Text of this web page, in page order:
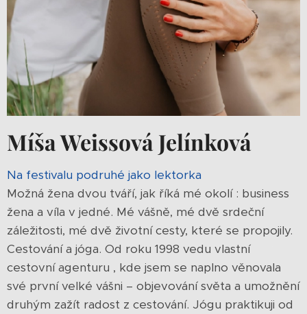
Míša Weissová Jelínková
Na festivalu podruhé jako lektorka
Možná žena dvou tváří, jak říká mé okolí : business
žena a víla v jedné. Mé vášně, mé dvě srdeční
záležitosti, mé dvě životní cesty, které se propojily.
Cestování a jóga. Od roku 1998 vedu vlastní
cestovní agenturu , kde jsem se naplno věnovala
své první velké vášni – objevování světa a umožnění
druhým zažít radost z cestování. Jógu praktikuji od